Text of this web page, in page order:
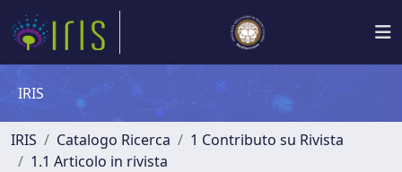
IRIS
IRIS Catalogo Ricerca
1 Contributo su Rivista
1.1 Articolo in rivista